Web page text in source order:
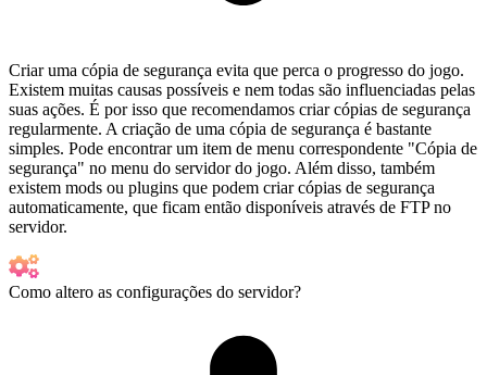
Criar uma cópia de segurança evita que perca o progresso do jogo.
Existem muitas causas possíveis e nem todas são influenciadas pelas
suas ações. É por isso que recomendamos criar cópias de segurança
regularmente. A criação de uma cópia de segurança é bastante
simples. Pode encontrar um item de menu correspondente "Cópia de
segurança" no menu do servidor do jogo. Além disso, também
existem mods ou plugins que podem criar cópias de segurança
automaticamente, que ficam então disponíveis através de FTP no
servidor.
Como altero as configurações do servidor?